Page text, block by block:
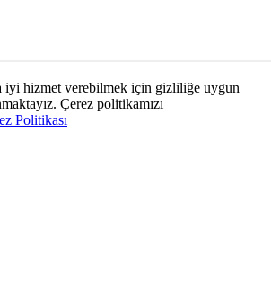
iyi hizmet verebilmek için gizliliğe uygun
Çerez politikamızı
Politikası